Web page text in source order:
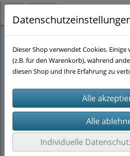
Gebrauchtes Aquarien Zubehör(1)
Filter
Dieser Shop verwendet Cookies.
(z.B. für den Warenkorb), während
diesen Shop und Ihre Erfahrung zu
Individuelle